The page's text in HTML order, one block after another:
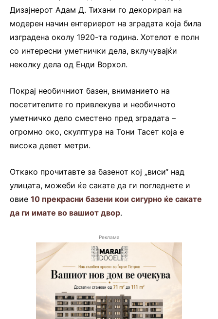
Дизајнерот Адам Д. Тихани го декорирал на
модерен начин ентериерот на зградата која била
изградена околу 1920-та година. Хотелот е полн
со интересни уметнички дела, вклучувајќи
неколку дела од Енди Ворхол.
Покрај необичниот базен, вниманието на
посетителите го привлекува и необичното
уметничко дело сместено пред зградата –
огромно око, скулптура на Тони Тасет која е
висока девет метри.
Откако прочитавте за базенот кој „виси“ над
улицата, можеби ќе сакате да ги погледнете и
овие 10 прекрасни базени кои сигурно ќе сакате
да ги имате во вашиот двор.
Реклама